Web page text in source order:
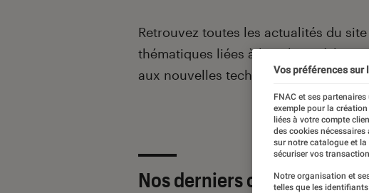
Introduction
Retrouvez toutes les actualités du site
thématiques liées à la culture, à la
aux nouvelles technologies.
Nos derniers contenus
Vos préférences sur
FNAC et ses
exemple pour la
liées à votre compte
des cookies
sur notre catalogue et
sécuriser vos
Notre organisation et
telles que les